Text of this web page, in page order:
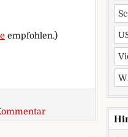
empfohlen.)
zu Poesie zum